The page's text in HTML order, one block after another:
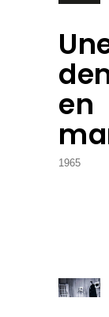
en
1965